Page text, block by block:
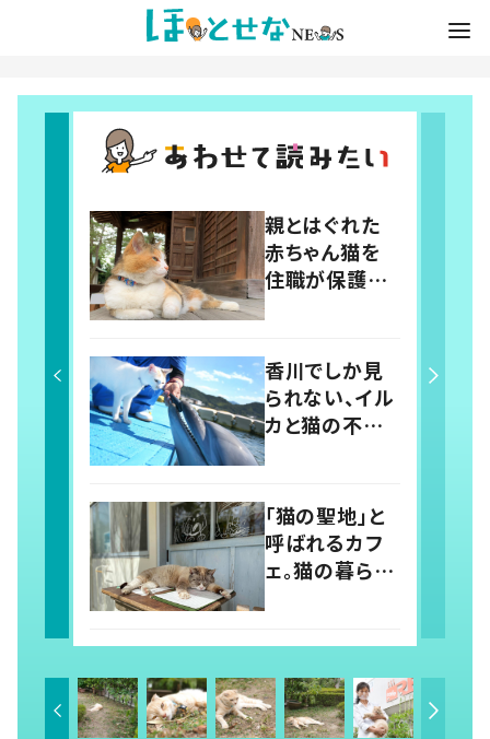
親とはぐれた
赤ちゃん猫を
住職が保護
今では寺の愛
に 香川・讃岐
国分寺の“寺
猫”ムーンちゃ
ん
香川でしか見
られない、イル
カと猫の不思
議な距離感
守るイルカトレ
ーナーの努力
「猫の聖地」と
呼ばれるカフ
ェ。猫の暮らし
とお店のいい
関係